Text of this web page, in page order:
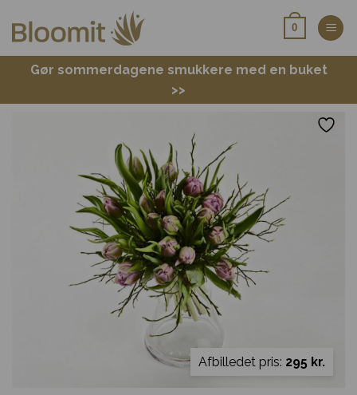
0
Gør sommerdagene smukkere med en buket
>>
Afbilledet pris: 295 kr.